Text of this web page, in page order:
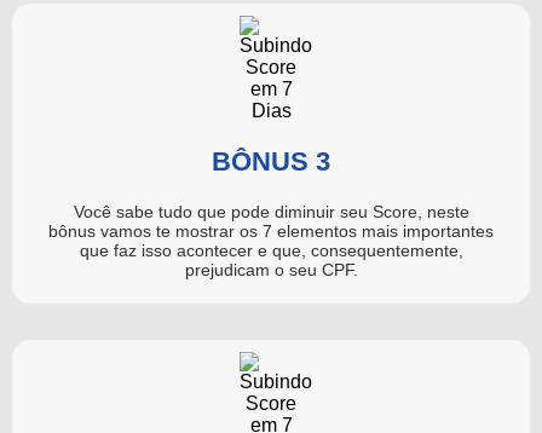
BÔNUS 3
Você sabe tudo que pode diminuir seu Score, neste
bônus vamos te mostrar os 7 elementos mais importantes
que faz isso acontecer e que, consequentemente,
prejudicam o seu CPF.